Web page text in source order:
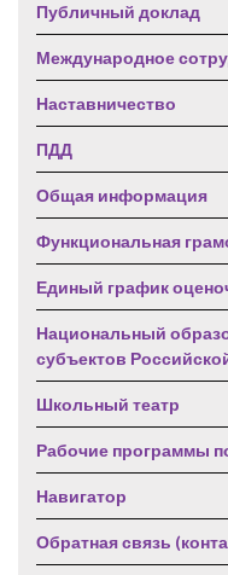
Публичный доклад
Международное
Наставничество
ПДД
Общая информация
Функциональная
Единый график
Национальный
субъектов
Школьный театр
Рабочие программы
Навигатор
Обратная связь